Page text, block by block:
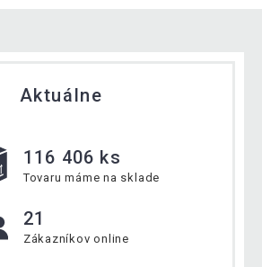
Aktuálne
116 406 ks
Tovaru máme na sklade
21
Zákazníkov online